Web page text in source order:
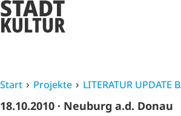
Start Projekte LITERATUR UPDATE
18.10.2010 · Neuburg a.d. Donau